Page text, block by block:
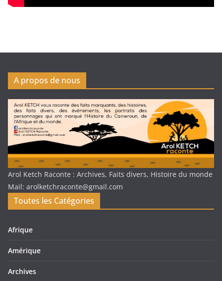
A propos de nous
Arol Ketch Raconte : Archives, Faits divers, Histoire du monde
Mail: arolketchraconte@gmail.com
Toutes les Catégories
Afrique
Amérique
Archives